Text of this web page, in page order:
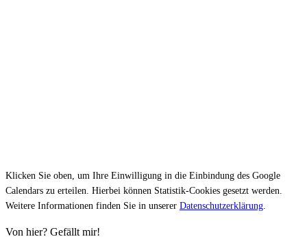
Klicken Sie oben, um Ihre Einwilligung in die Einbindung des Google
Calendars zu erteilen. Hierbei können Statistik-Cookies gesetzt werden.
Weitere Informationen finden Sie in unserer Datenschutzerklärung
Von hier? Gefällt mir!